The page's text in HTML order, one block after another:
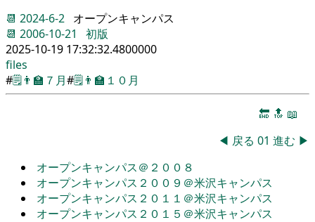
📆 2024-6-2 オープンキャンパス
📆 2006-10-21
初版
2025-10-19 17:32:32.4800000
files
#🗒️👨‍🏫 ７月#🗒️👨‍🏫 １０月
🔚 🔝 📖
◀ 戻る 01 進む ▶
オープンキャンパス＠２００８
オープンキャンパス２００９＠米沢キャンパス
オープンキャンパス２０１１＠米沢キャンパス
オープンキャンパス２０１５＠米沢キャンパス